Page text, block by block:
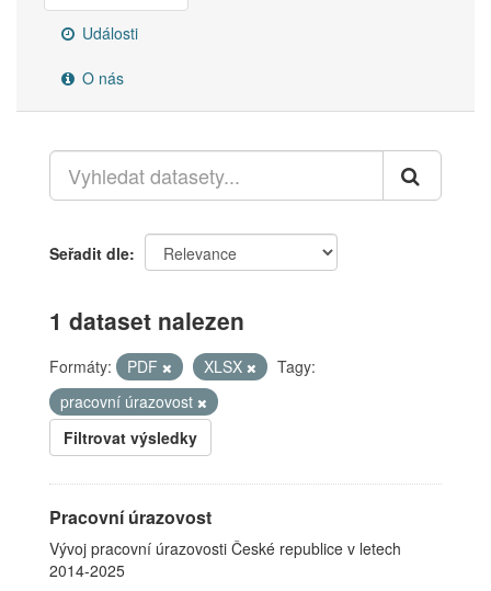
Události
O nás
Seřadit dle
1 dataset nalezen
Formáty: PDF XLSX
Tagy:
pracovní úrazovost
Filtrovat výsledky
Pracovní úrazovost
Vývoj pracovní úrazovosti České republice v letech
2014-2025